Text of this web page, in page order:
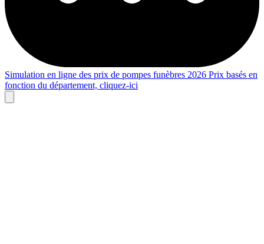
Simulation en ligne des prix de pompes funèbres 2026 Prix basés en
fonction du département, cliquez-ici